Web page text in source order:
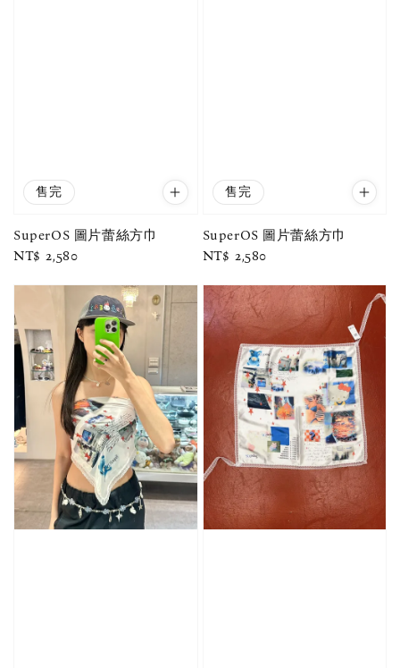
售完
SuperOS 圖片蕾絲方巾
Regular
NT$ 2,580
售完
SuperOS 圖片蕾絲方巾
Regular
NT$ 2,580